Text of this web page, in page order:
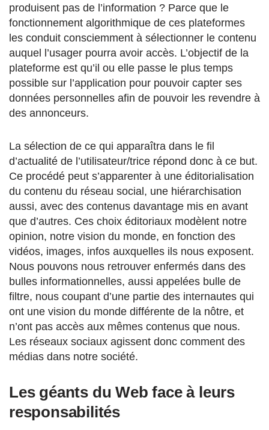
produisent pas de l’information ? Parce que le
fonctionnement algorithmique de ces plateformes
les conduit consciemment à sélectionner le contenu
auquel l’usager pourra avoir accès. L’objectif de la
plateforme est qu’il ou elle passe le plus temps
possible sur l’application pour pouvoir capter ses
données personnelles afin de pouvoir les revendre à
des annonceurs.
La sélection de ce qui apparaîtra dans le fil
d’actualité de l’utilisateur/trice répond donc à ce but.
Ce procédé peut s’apparenter à une éditorialisation
du contenu du réseau social, une hiérarchisation
aussi, avec des contenus davantage mis en avant
que d’autres. Ces choix éditoriaux modèlent notre
opinion, notre vision du monde, en fonction des
vidéos, images, infos auxquelles ils nous exposent.
Nous pouvons nous retrouver enfermés dans des
bulles informationnelles, aussi appelées bulle de
filtre, nous coupant d’une partie des internautes qui
ont une vision du monde différente de la nôtre, et
n’ont pas accès aux mêmes contenus que nous.
Les réseaux sociaux agissent donc comment des
médias dans notre société.
Les géants du Web face à leurs
responsabilités